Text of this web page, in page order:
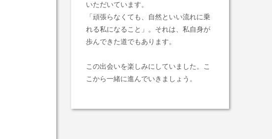
いただいています。
「頑張らなくても、自然といい流れに乗
れる私になること」。それは、私自身が
歩んできた道でもあります。
この出会いを楽しみにしていました。こ
こから一緒に進んでいきましょう。